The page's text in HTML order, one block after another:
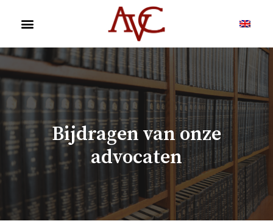
Bijdragen van onze
advocaten